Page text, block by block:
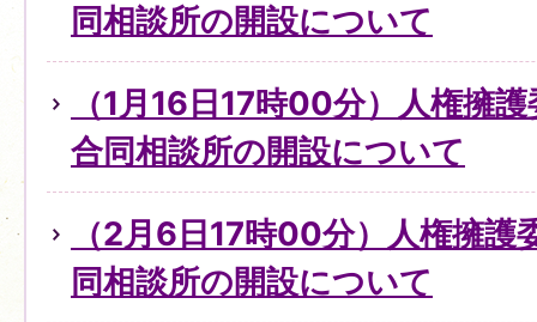
同相談所の開設について
（1月16日17時00分）人権擁
合同相談所の開設について
（2月6日17時00分）人権擁護
同相談所の開設について